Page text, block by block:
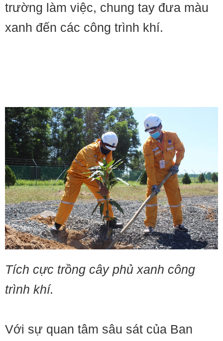
trường làm việc, chung tay đưa màu
xanh đến các công trình khí.
Tích cực trồng cây phủ xanh công
trình khí.
Với sự quan tâm sâu sát của Ban